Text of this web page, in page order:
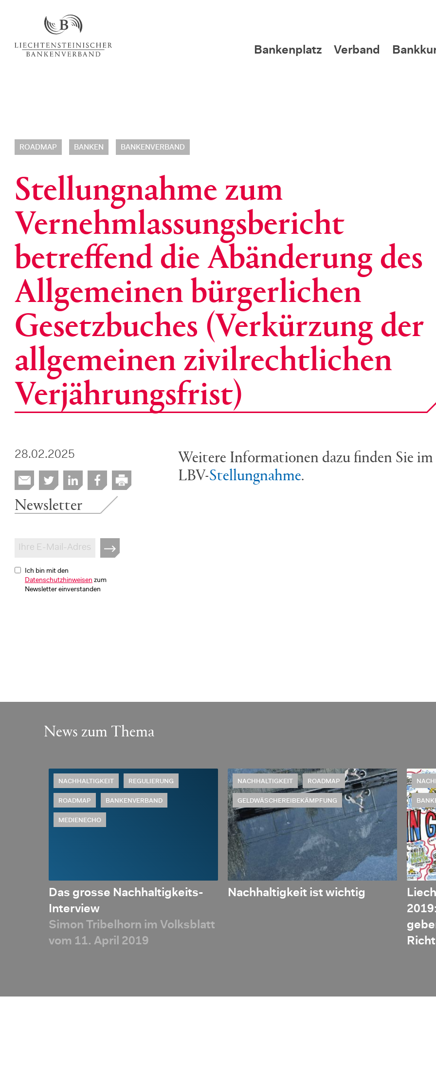
Bankenplatz Verband
ROADMAP BANKEN BANKENVERBAND
Stellungnahme zum
Vernehmlassungsbericht
betreffend die Abänderung des
Allgemeinen bürgerlichen
Gesetzbuches (Verkürzung der
allgemeinen zivilrechtlichen
Verjährungsfrist)
28.02.2025
Weitere Informationen dazu finden Sie
LBV-Stellungnahme.
Newsletter
Ich bin mit den
Datenschutzhinweisen zum
Newsletter einverstanden
News zum Thema
NACHHALTIGKEIT REGULIERUNG
ROADMAP BANKENVERBAND
MEDIENECHO
Das grosse Nachhaltigkeits-
Interview
Simon Tribelhorn im Volksblatt
vom 11. April 2019
NACHHALTIGKEIT ROADMAP
GELDWÄSCHEREIBEKÄMPFUNG
Nachhaltigkeit ist wichtig